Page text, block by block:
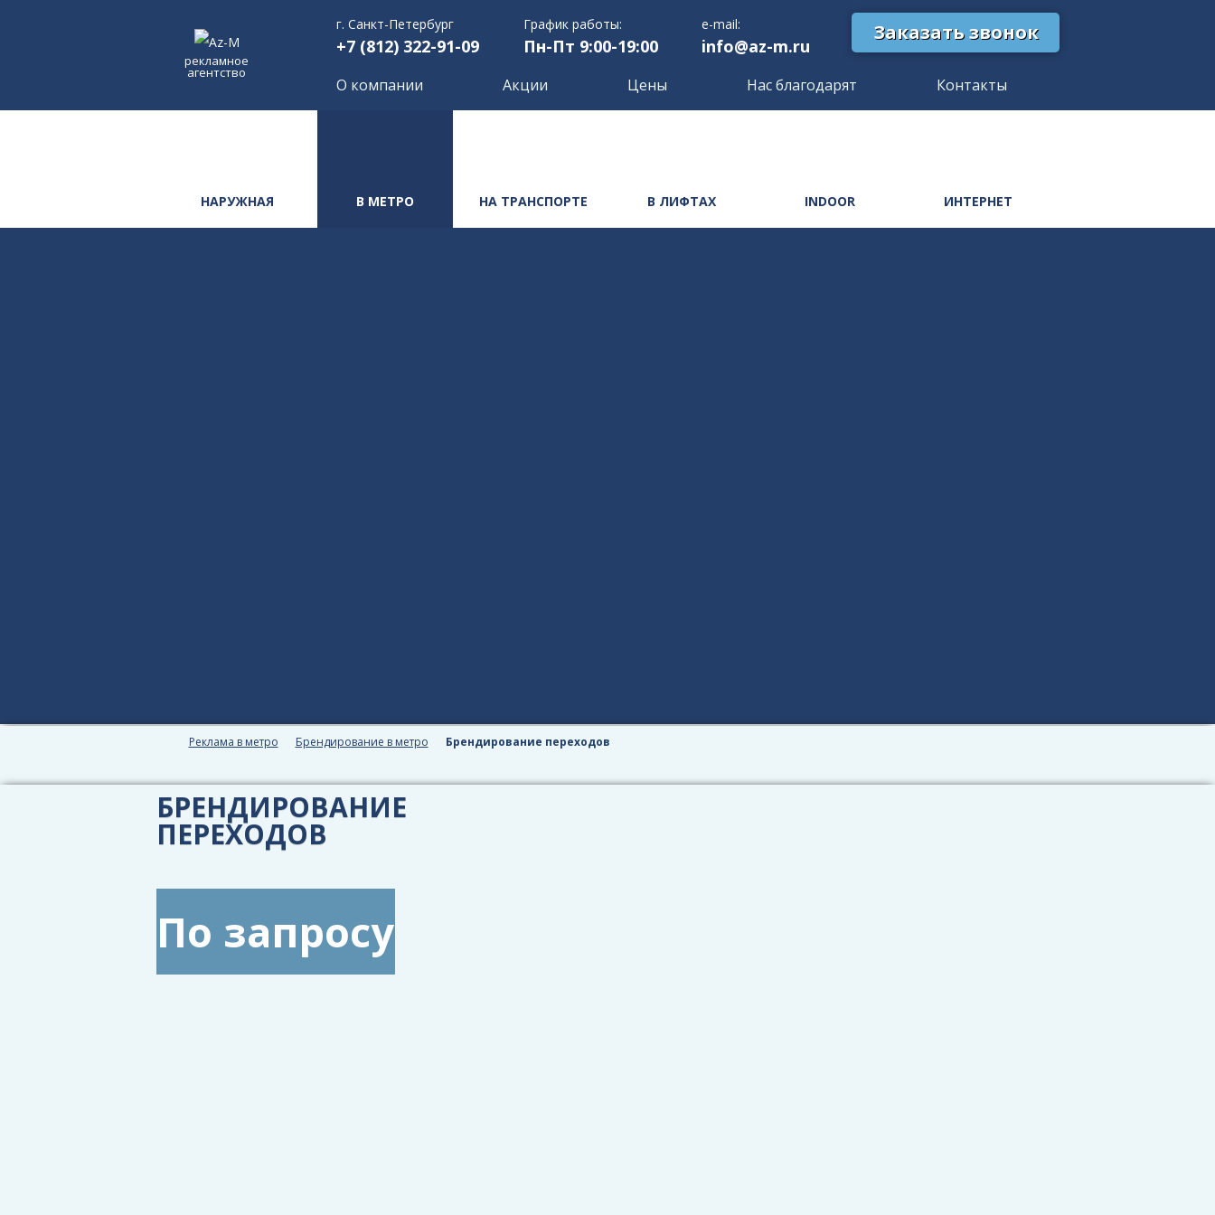
рекламное
агентство
г. Санкт-Петербург
+7 (812) 322-91-09
График работы:
Пн-Пт 9:00-19:00
e-mail:
info@az-m.ru
Заказать звонок
О компании Акции Цены Нас благодарят Контакты
НАРУЖНАЯ В МЕТРО НА ТРАНСПОРТЕ В ЛИФТАХ INDOOR ИНТЕРНЕТ
Реклама в метро Брендирование в метро Брендирование переходов
БРЕНДИРОВАНИЕ
ПЕРЕХОДОВ
По запросу